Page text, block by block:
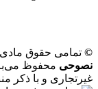
© تمامی حقوق
نصوحی محفوظ
غیرتجاری و با ذکر منبع